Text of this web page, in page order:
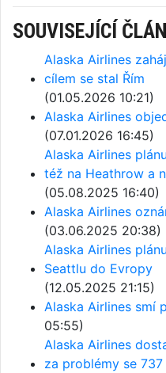
SOUVISEJÍCÍ
Alaska Airlines
cílem se stal Řím
(01.05.2026 10:21)
Alaska Airlines
(07.01.2026 16:45)
Alaska Airlines
též na Heathrow a
(05.08.2025 16:40)
Alaska Airlines
(03.06.2025 20:38)
Alaska Airlines
Seattlu do Evropy
(12.05.2025 21:15)
Alaska Airlines smí
05:55)
Alaska Airlines
za problémy se 737